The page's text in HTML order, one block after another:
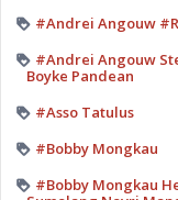
#Andrei Angouw
#Andrei Angouw
Boyke Pandean
#Asso Tatulus
#Bobby Mongkau
#Bobby Mongkau